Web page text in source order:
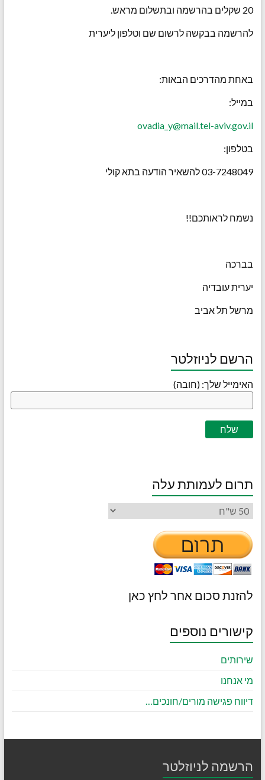
20 שקלים בהרשמה ובתשלום מראש.
להרשמה בבקשה לרשום שם וטלפון ליערית
באחת מהדרכים הבאות:
במייל:
ovadia_y@mail.tel-aviv.gov.il
‏בטלפון:
03-7248049 להשאיר הודעה בתא קולי
נשמח לראותכם!!
בברכה
יערית עובדיה
מרשל תל אביב
הרשם לניוזלטר
האימייל שלך: (חובה)
תרום לעמותת עלה
להזנת סכום אחר לחץ כאן
קישורים נוספים
שירותים
מי אנחנו
דיווח פגישה מורים/חונכים…
הרשמה לניוזלטר